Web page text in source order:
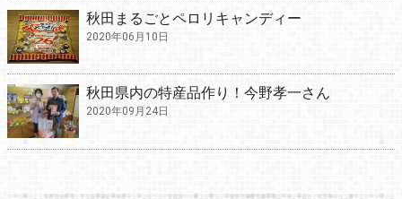
秋田まるごとペロリキャンディー
2020年06月10日
秋田県内の特産品作り！今野孝一さん
2020年09月24日